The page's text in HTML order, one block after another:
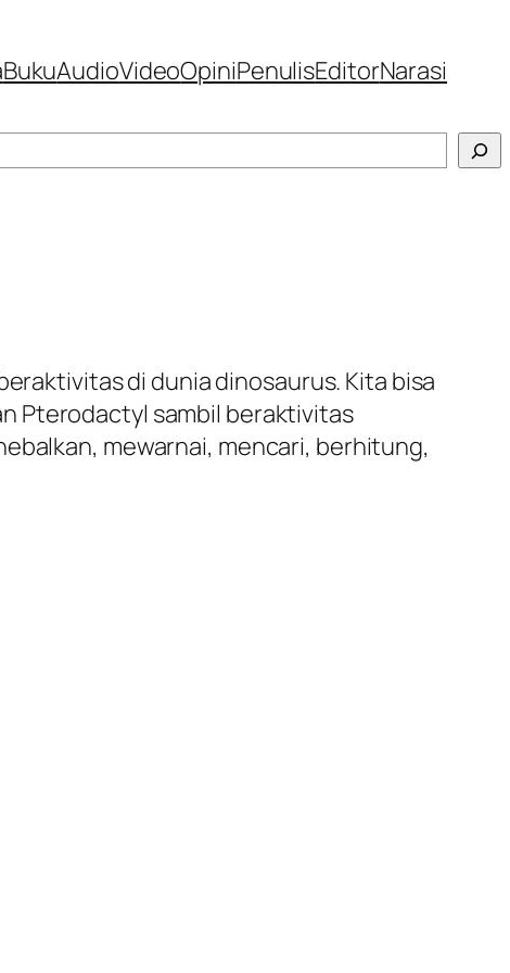
BukuAudioVideoOpiniPenulisEditorNarasi
di dunia dinosaurus. Kita bisa
Pterodactyl sambil beraktivitas
mewarnai, mencari, berhitung,